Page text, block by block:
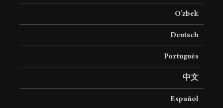
O’zbek
Deutsch
Português
中文
Español